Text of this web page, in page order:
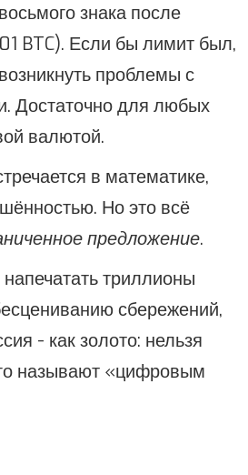
знака после
BTC). Если бы лимит был,
проблемы с
Достаточно для любых
валютой.
в математике,
Но это всё
предложение.
триллионы
сбережений,
- как золото: нельзя
называют «цифровым